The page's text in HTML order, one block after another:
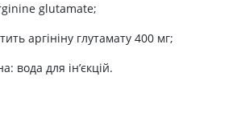
glutamate;
аргініну глутамату 400 мг;
вода для ін’єкцій.